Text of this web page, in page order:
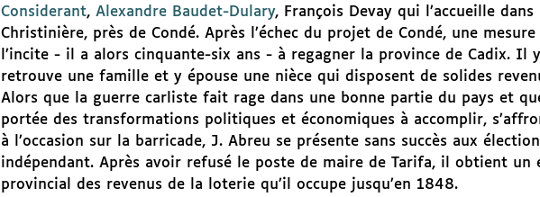
Considerant, Alexandre Baudet-Dulary, François Devay qui l’accueille
Christinière, près de Condé. Après l’échec du projet de Condé, une
l’incite - il a alors cinquante-six ans - à regagner la province de Cadix. Il
retrouve une famille et y épouse une nièce qui disposent de solides
Alors que la guerre carliste fait rage dans une bonne partie du pays et
portée des transformations politiques et économiques à accomplir,
à l’occasion sur la barricade, J. Abreu se présente sans succès aux
indépendant. Après avoir refusé le poste de maire de Tarifa, il obtient un
provincial des revenus de la loterie qu’il occupe jusqu’en 1848.